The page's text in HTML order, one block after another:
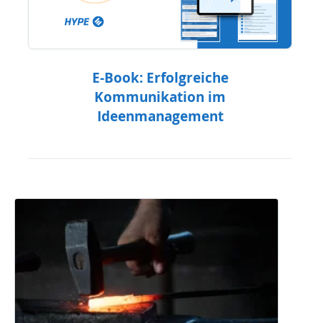
E-Book: Erfolgreiche
Kommunikation im
Ideenmanagement